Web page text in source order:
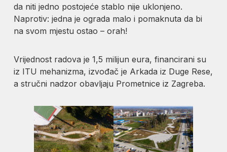
da niti jedno postojeće stablo nije uklonjeno.
Naprotiv: jedna je ograda malo i pomaknuta da bi
na svom mjestu ostao – orah!
Vrijednost radova je 1,5 milijun eura, financirani su
iz ITU mehanizma, izvođač je Arkada iz Duge Rese,
a stručni nadzor obavljaju Prometnice iz Zagreba.